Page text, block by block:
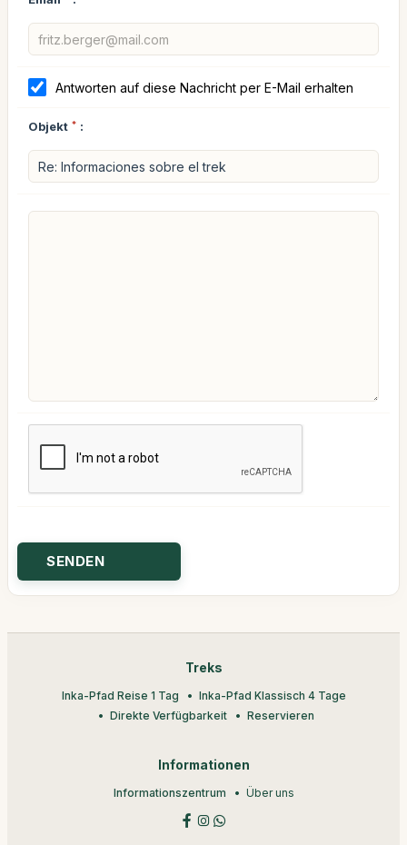
Antworten auf diese Nachricht per E-Mail erhalten
Objekt * :
Treks
Inka-Pfad Reise 1 Tag
Inka-Pfad Klassisch 4 Tage
Direkte Verfügbarkeit
Reservieren
Informationen
Informationszentrum Über uns